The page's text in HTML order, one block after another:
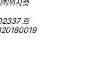
위시켓
호